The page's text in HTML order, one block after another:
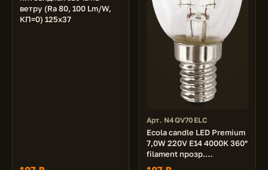
ветру (Ra 80, 100 Lm/W,
КП=0) 125х37
Арт. N4QV70ELC
Ecola candle LED Premium
7,0W 220V E14 4000K 360°
filament прозр.
нитевидная свеча (Ra 80,